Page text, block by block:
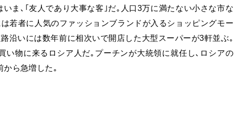
ま､｢友人であり大事な客｣だ｡人口3万に満たない小さな市な
若者に人気のファッションブランドが入るショッピングモー
沿いには数年前に相次いで開店した大型スーパーが3軒並ぶ｡
い物に来るロシア人だ｡プーチンが大統領に就任し､ロシアの
から急増した｡